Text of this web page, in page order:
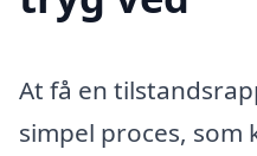
At få en
simpel proces, som